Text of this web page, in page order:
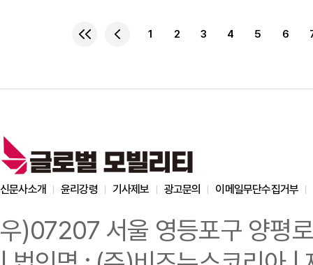
약화될 수 있고, 기포
1 2 3 4 5 6
신문사소개 윤리강령 기사제보 광고문의 이메일무단수집거부
우)07207 서울 영등포구 양평